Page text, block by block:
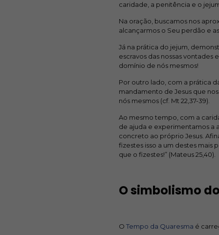
caridade, a penitência e o
Na oração, buscamos nos
alcançarmos o Seu perdão e
Já na prática do jejum,
escravos das nossas vontades
domínio de nós mesmos!
Por outro lado, com a prática
mandamento de Jesus que
nós mesmos (cf. Mt 22,37-39).
Ao mesmo tempo, com a
de ajuda e experimentamos a
concreto ao próprio Jesus.
fizestes isso a um destes mais
que o fizestes!” (Mateus 25,40).
O simbolismo
O Tempo da Quaresma é